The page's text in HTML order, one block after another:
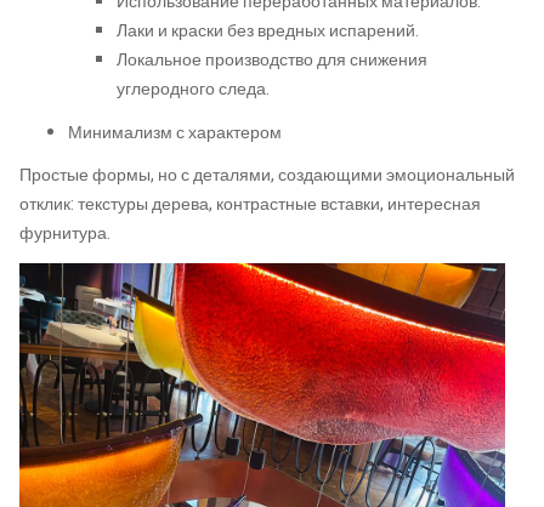
Лаки и краски без вредных испарений.
Локальное производство для снижения
углеродного следа.
Минимализм с характером
Простые формы, но с деталями, создающими эмоциональный
отклик: текстуры дерева, контрастные вставки, интересная
фурнитура.